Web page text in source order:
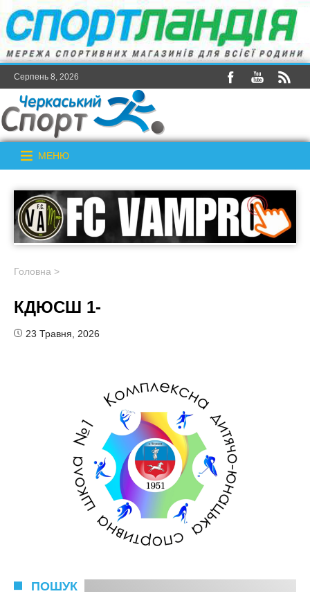
Серпень 8, 2026
МЕНЮ
Головна >
КДЮСШ 1-
23 Травня, 2026
ПОШУК